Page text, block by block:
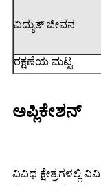
ವಿದ್ಯುತ್ ಜೀವನ
ರಕ್ಷಣೆಯ ಮಟ್ಟ
ಅಪ್ಲಿಕೇಶನ್
ವಿವಿಧ ಕ್ಷೇತ್ರಗಳಲ್ಲಿ